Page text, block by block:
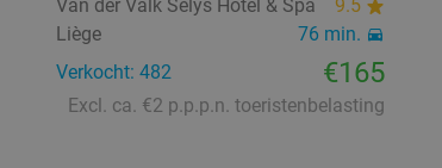
Van der Valk Sélys Hotel & Spa
9.5
Liège
76 min.
Verkocht: 482
€165
Excl. ca. €2 p.p.p.n. toeristenbelasting